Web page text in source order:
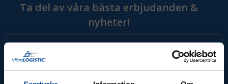
Ta del av våra bästa erbjudanden &
nyheter!
Prenumerera